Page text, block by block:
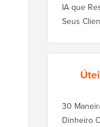
IA que
Seus
30
Dinheiro